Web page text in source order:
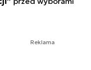
Reklama